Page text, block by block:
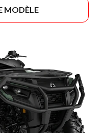
MODÈLE